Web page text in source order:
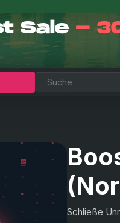
Sale -
Schließe